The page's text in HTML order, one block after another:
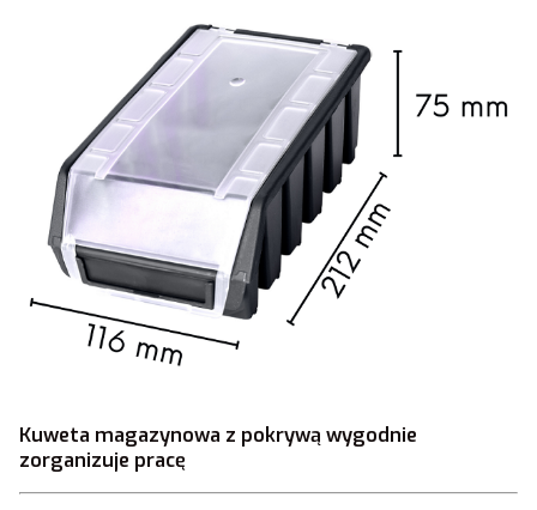
Kuweta magazynowa z pokrywą wygodnie
zorganizuje pracę